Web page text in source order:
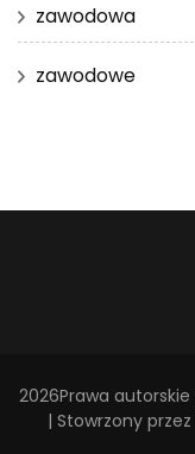
zawodowa
zawodowe
2026Prawa autorskie
| Stowrzony przez